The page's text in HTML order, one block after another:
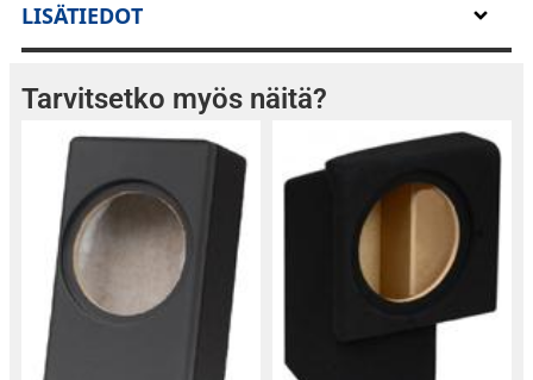
LISÄTIEDOT
Tarvitsetko myös näitä?